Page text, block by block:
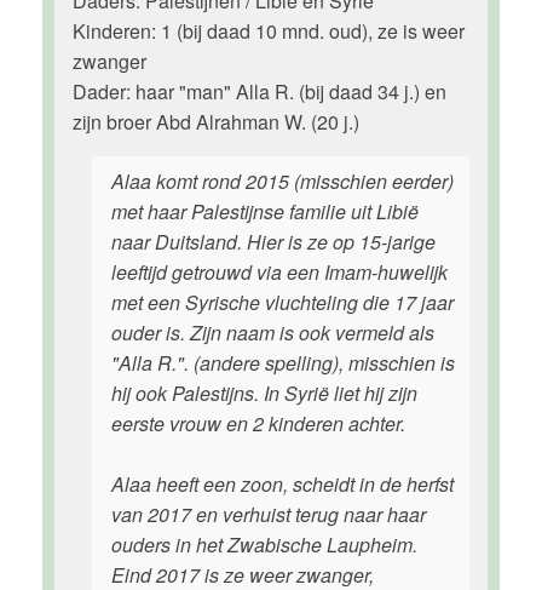
Kinderen: 1 (bij daad 10 mnd. oud), ze is weer
zwanger
Dader: haar "man" Alla R. (bij daad 34 j.) en
zijn broer Abd Alrahman W. (20 j.)
Alaa komt rond 2015 (misschien eerder)
met haar Palestijnse familie uit Libië
naar Duitsland. Hier is ze op 15-jarige
leeftijd getrouwd via een Imam-huwelijk
met een Syrische vluchteling die 17 jaar
ouder is. Zijn naam is ook vermeld als
"Alla R.". (andere spelling), misschien is
hij ook Palestijns. In Syrië liet hij zijn
eerste vrouw en 2 kinderen achter.
Alaa heeft een zoon, scheidt in de herfst
van 2017 en verhuist terug naar haar
ouders in het Zwabische Laupheim.
Eind 2017 is ze weer zwanger,